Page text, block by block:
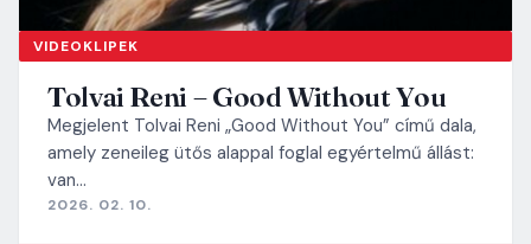
VIDEOKLIPEK
Tolvai Reni – Good Without You
Megjelent Tolvai Reni „Good Without You” című dala,
amely zeneileg ütős alappal foglal egyértelmű állást:
van…
2026. 02. 10.